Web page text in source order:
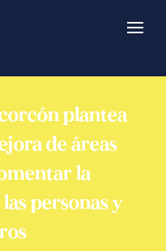
plantea
de áreas
la
personas y